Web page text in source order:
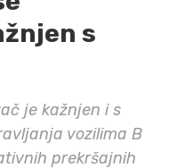
s
je kažnjen i s
vozilima B
prekršajnih